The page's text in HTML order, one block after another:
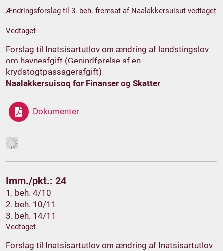
Ændringsforslag til 3. beh. fremsat af Naalakkersuisut vedtaget
Vedtaget
Forslag til Inatsisartutlov om ændring af landstingslov
om havneafgift (Genindførelse af en
krydstogtpassagerafgift)
Naalakkersuisoq for Finanser og Skatter
Dokumenter
Imm./pkt.: 24
1. beh. 4/10
2. beh. 10/11
3. beh. 14/11
Vedtaget
Forslag til Inatsisartutlov om ændring af Inatsisartutlov